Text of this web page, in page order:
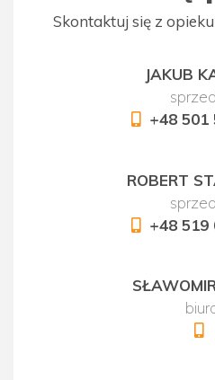
Skontaktuj się z
JAKUB
+48 501
ROBERT
+48 519